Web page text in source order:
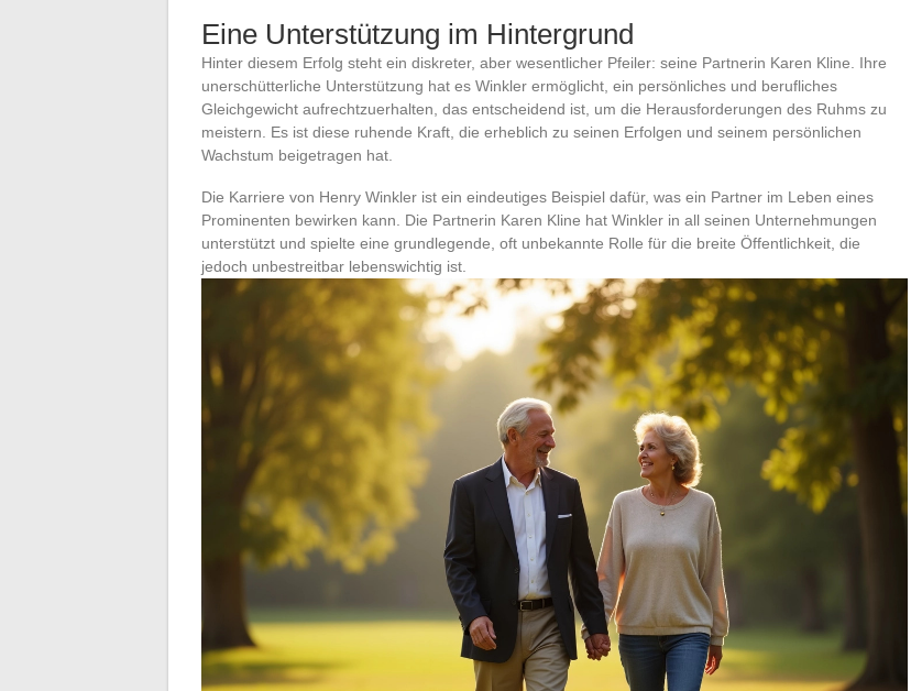
Eine Unterstützung im Hintergrund
Hinter diesem Erfolg steht ein diskreter, aber wesentlicher Pfeiler: seine Partnerin Karen Kline. Ihre
unerschütterliche Unterstützung hat es Winkler ermöglicht, ein persönliches und berufliches
Gleichgewicht aufrechtzuerhalten, das entscheidend ist, um die Herausforderungen des Ruhms zu
meistern. Es ist diese ruhende Kraft, die erheblich zu seinen Erfolgen und seinem persönlichen
Wachstum beigetragen hat.
Die Karriere von Henry Winkler ist ein eindeutiges Beispiel dafür, was ein Partner im Leben eines
Prominenten bewirken kann. Die Partnerin Karen Kline hat Winkler in all seinen Unternehmungen
unterstützt und spielte eine grundlegende, oft unbekannte Rolle für die breite Öffentlichkeit, die
jedoch unbestreitbar lebenswichtig ist.